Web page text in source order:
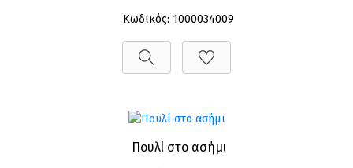
Κωδικός: 1000034009
Πουλί στο ασήμι